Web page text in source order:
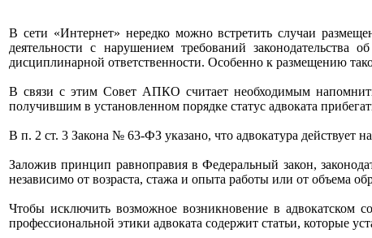
В сети «Интернет» нередко можно встретить случаи
деятельности с нарушением требований
дисциплинарной ответственности. Особенно к размещению
В связи с этим Совет АПКО считает необходимым
получившим в установленном порядке статус адвоката
В п. 2 ст. 3 Закона № 63-ФЗ указано, что адвокатура действует
Заложив принцип равноправия в Федеральный закон,
независимо от возраста, стажа и опыта работы или от объема
Чтобы исключить возможное возникновение в адвокатском
профессиональной этики адвоката содержит статьи, которые